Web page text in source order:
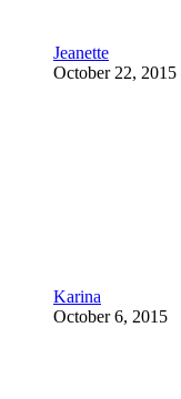
Jeanette
October 22, 2015
Karina
October 6, 2015